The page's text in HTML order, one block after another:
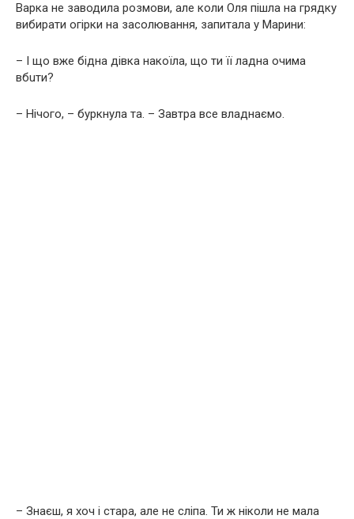
Варка не заводила розмови, але коли Оля пішла на грядку
вибирати огірки на засолювання, запитала у Марини:
– І що вже бідна дівка накоїла, що ти її ладна очима
вбuти?
– Нічого, – буркнула та. – Завтра все владнаємо.
– Знаєш, я хоч і стара, але не сліпа. Ти ж ніколи не мала